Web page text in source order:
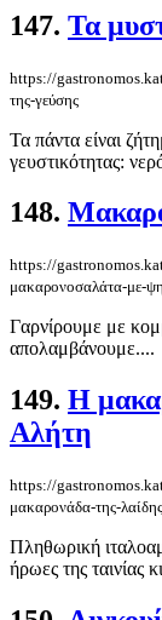
147. Τα
https://
της-γεύσης
Τα πάντα είναι
γευστικότητας:
148.
https://
μακαρονοσαλάτα-με-
Γαρνίρουμε με
απολαμβάνουμε....
149. Η
Αλήτη
https://
μακαρονάδα-της-
Πληθωρική
ήρωες της ταινίας